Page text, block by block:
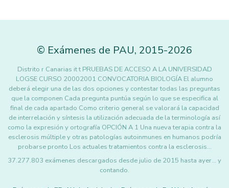
© Exámenes de PAU, 2015-2026
Distrito r Canarias it t PRUEBAS DE ACCESO A LA UNIVERSIDAD
LOGSE CURSO 20002001 CONVOCATORIA BIOLOGÍA El alumno
deberá elegir una de las dos opciones y contestar todas las preguntas
que la componen Cada pregunta puntúa según lo que se especifica al
final de cada apartado Como criterio general se valorará la capacidad
de interrelación y síntesis la utilización adecuada de la terminología así
como la expresión y ortografía OPCIÓN A 1 Una nueva terapia contra la
esclerosis múltiple y otras patologías autoinmunes en humanos podría
probarse pronto Los actuales tratamientos contra la esclerosis…
37.277.803 exámenes descargados desde julio de 2015 hasta ayer... y
contando.